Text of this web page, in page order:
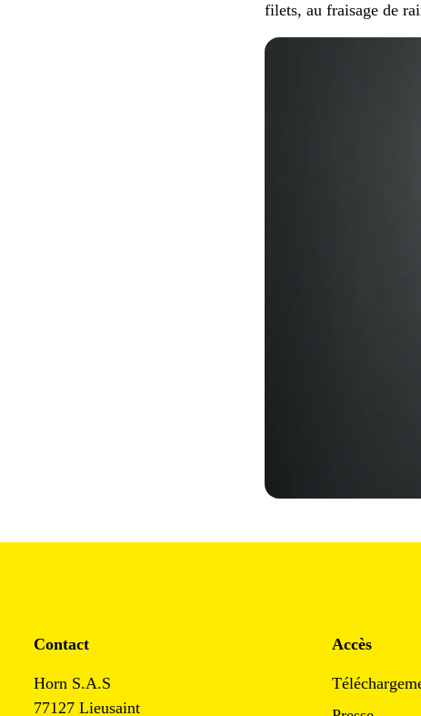
filets, au fraisage de
Contact
Horn S.A.S
77127 Lieusaint
Accès